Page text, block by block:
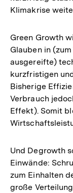
Klimakrise
Green Growth
Glauben in
ausgereifte)
kurzfristigen
Bisherige
Verbrauch
Effekt). Somit
Und Degrowth
Einwände:
zum Einhalten
große